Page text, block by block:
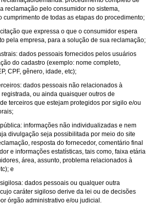
reclamação pelo consumidor no sistema,
cumprimento de todas as etapas do procedimento;
que expressa o que o consumidor espera
pela empresa, para a solução de sua reclamação;
dados pessoais fornecidos pelos usuários
do cadastro (exemplo: nome completo,
CPF, gênero, idade, etc);
dados pessoais não relacionados à
ou ainda quaisquer outros de
terceiros que estejam protegidos por sigilo e/ou
pública: informações não individualizadas e nem
divulgação seja possibilitada por meio do site
resposta do fornecedor, comentário final
e informações estatísticas, tais como, faixa etária
área, assunto, problema relacionados à
e
dados pessoais ou qualquer outra
caráter sigiloso derive da lei ou de decisões
órgão administrativo e/ou judicial.